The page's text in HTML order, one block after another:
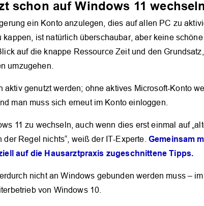
OK
schon auf Windows 11 wechseln
ein Konto anzulegen, dies auf allen PC zu
kappen, ist natürlich überschaubar, aber keine
auf die knappe Ressource Zeit und den
umzugehen.
aktiv genutzt werden; ohne aktives Microsoft-Konto
man muss sich erneut im Konto einloggen.
11 zu wechseln, auch wenn dies erst einmal auf
der Regel nichts“, weiß der IT-Experte. Gemeinsam
auf die Hausarztpraxis zugeschnittene Tipps.
nicht an Windows gebunden werden muss –
von Windows 10.